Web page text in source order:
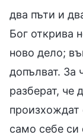
два пъти и
Бог открива
ново дело;
допълват. За
разберат, че
само себе си